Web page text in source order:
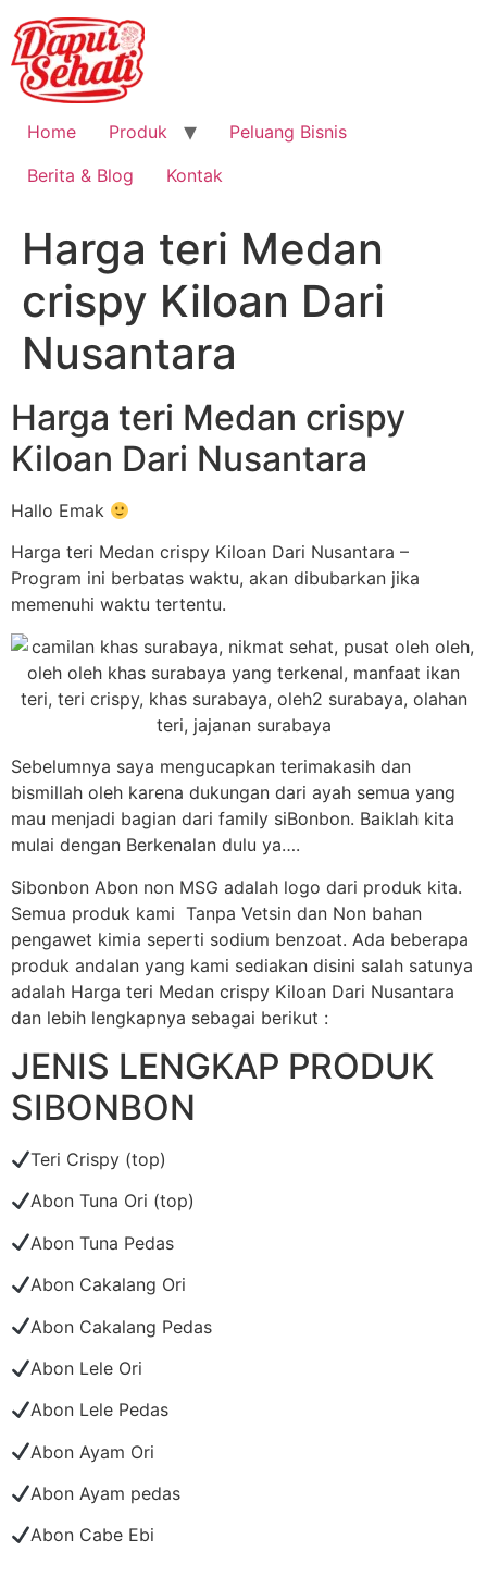
Home Produk
Peluang Bisnis
Berita & Blog
Kontak
Harga teri Medan
crispy Kiloan Dari
Nusantara
Harga teri Medan crispy
Kiloan Dari Nusantara
Hallo Emak
Harga teri Medan crispy Kiloan Dari Nusantara –
Program ini berbatas waktu, akan dibubarkan jika
memenuhi waktu tertentu.
Sebelumnya saya mengucapkan terimakasih dan
bismillah oleh karena dukungan dari ayah semua yang
mau menjadi bagian dari family siBonbon. Baiklah kita
mulai dengan Berkenalan dulu ya….
Sibonbon Abon non MSG adalah logo dari produk kita.
Semua produk kami Tanpa Vetsin dan Non bahan
pengawet kimia seperti sodium benzoat. Ada beberapa
produk andalan yang kami sediakan disini salah satunya
adalah Harga teri Medan crispy Kiloan Dari Nusantara
dan lebih lengkapnya sebagai berikut :
JENIS LENGKAP PRODUK
SIBONBON
Teri Crispy (top)
Abon Tuna Ori (top)
Abon Tuna Pedas
Abon Cakalang Ori
Abon Cakalang Pedas
Abon Lele Ori
Abon Lele Pedas
Abon Ayam Ori
Abon Ayam pedas
Abon Cabe Ebi